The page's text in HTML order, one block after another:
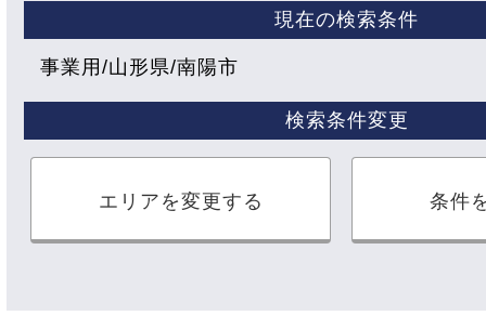
現在の検索条件
事業用 山形県 南陽市
検索条件変更
エリアを変更する 条件